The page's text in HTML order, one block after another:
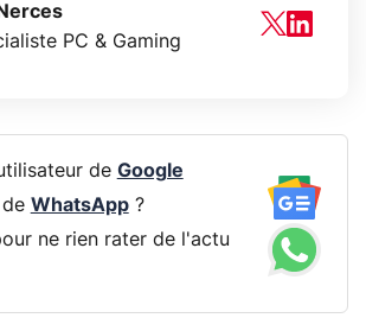
Nerces
PC & Gaming
de Google
WhatsApp?
ne rien rater de l'actu